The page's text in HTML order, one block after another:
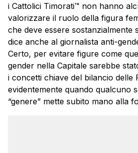
i Cattolici Timorati™ non hanno
valorizzare il ruolo della figura
che deve essere sostanzialmente
dice anche al giornalista anti-
Certo, per evitare figure come
gender nella Capitale sarebbe
i concetti chiave del bilancio delle
evidentemente quando qualcuno
“genere” mette subito mano alla